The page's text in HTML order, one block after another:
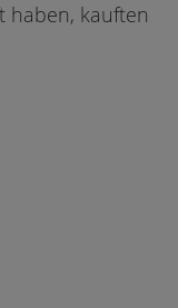
haben, kauften